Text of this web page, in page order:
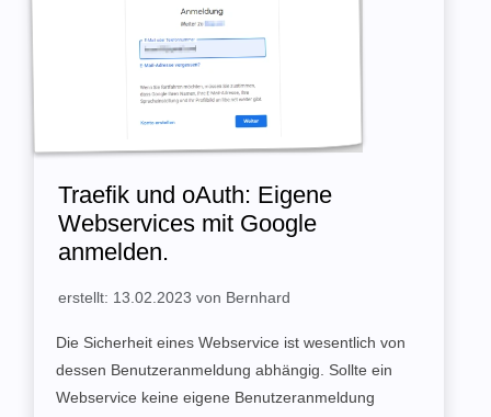
Traefik und oAuth: Eigene
Webservices mit Google
anmelden.
erstellt: 13.02.2023 von Bernhard
Die Sicherheit eines Webservice ist wesentlich von
dessen Benutzeranmeldung abhängig. Sollte ein
Webservice keine eigene Benutzeranmeldung